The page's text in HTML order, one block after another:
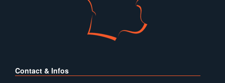
Contact & Infos